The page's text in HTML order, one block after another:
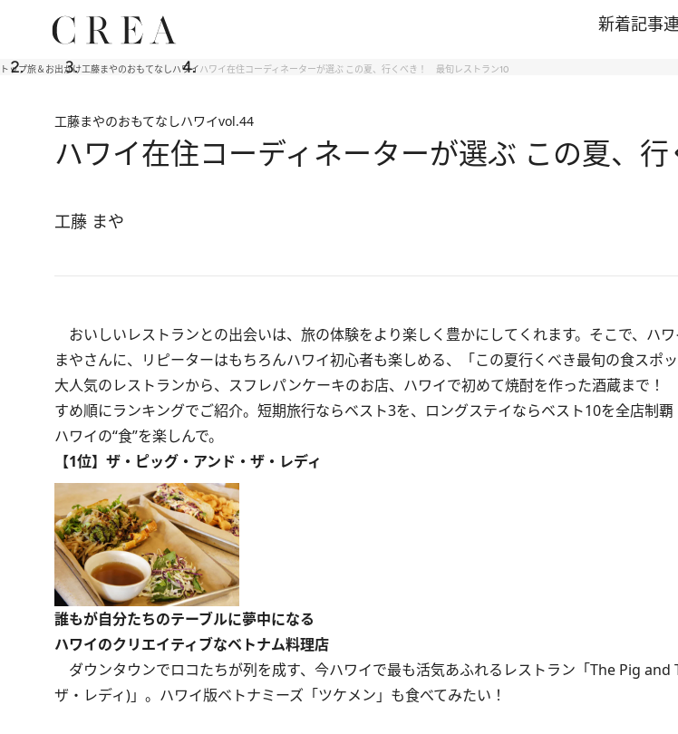
新着記事
トップ旅＆お出かけ工藤まやのおもてなしハワイハワイ在住コーディネーターが選ぶ この夏、行くべき！ 最旬レストラン10
工藤まやのおもてなしハワイvol.44
ハワイ在住コーディネーターが選ぶ この夏、
工藤 まや
おいしいレストランとの出会いは、旅の体験をより楽しく豊かにしてくれます。そこで、ハ
まやさんに、リピーターはもちろんハワイ初心者も楽しめる、「この夏行くべき最旬の食スポ
大人気のレストランから、スフレパンケーキのお店、ハワイで初めて焼酎を作った酒蔵まで
すめ順にランキングでご紹介。短期旅行ならベスト3を、ロングステイならベスト10を全店制
ハワイの“食”を楽しんで。
【1位】ザ・ピッグ・アンド・ザ・レディ
誰もが自分たちのテーブルに夢中になる
ハワイのクリエイティブなベトナム料理店
ダウンタウンでロコたちが列を成す、今ハワイで最も活気あふれるレストラン「The Pig and
ザ・レディ)」。ハワイ版ベトナミーズ「ツケメン」も食べてみたい！